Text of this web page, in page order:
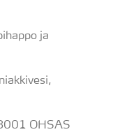
ja
OHSAS